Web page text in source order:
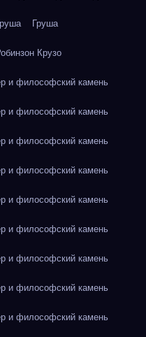
Груша
Крузо
и философский камень
и философский камень
и философский камень
и философский камень
и философский камень
и философский камень
и философский камень
и философский камень
и философский камень